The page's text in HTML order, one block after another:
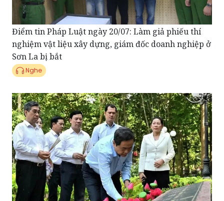
Điểm tin Pháp Luật ngày 20/07: Làm giả phiếu thí
nghiệm vật liệu xây dựng, giám đốc doanh nghiệp ở
Sơn La bị bắt
Nghe